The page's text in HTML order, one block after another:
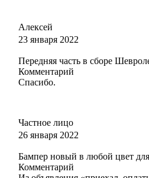
Алексей
23 января 2022
Передняя часть в сборе
Комментарий
Спасибо.
Частное лицо
26 января 2022
Бампер новый в любой цвет
Комментарий